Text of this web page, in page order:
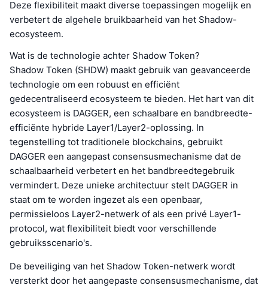
Deze flexibiliteit maakt diverse toepassingen mogelijk en
verbetert de algehele bruikbaarheid van het Shadow-
ecosysteem.
Wat is de technologie achter Shadow Token?
Shadow Token (SHDW) maakt gebruik van geavanceerde
technologie om een robuust en efficiënt
gedecentraliseerd ecosysteem te bieden. Het hart van dit
ecosysteem is DAGGER, een schaalbare en bandbreedte-
efficiënte hybride Layer1/Layer2-oplossing. In
tegenstelling tot traditionele blockchains, gebruikt
DAGGER een aangepast consensusmechanisme dat de
schaalbaarheid verbetert en het bandbreedtegebruik
vermindert. Deze unieke architectuur stelt DAGGER in
staat om te worden ingezet als een openbaar,
permissieloos Layer2-netwerk of als een privé Layer1-
protocol, wat flexibiliteit biedt voor verschillende
gebruiksscenario's.
De beveiliging van het Shadow Token-netwerk wordt
versterkt door het aangepaste consensusmechanisme, dat